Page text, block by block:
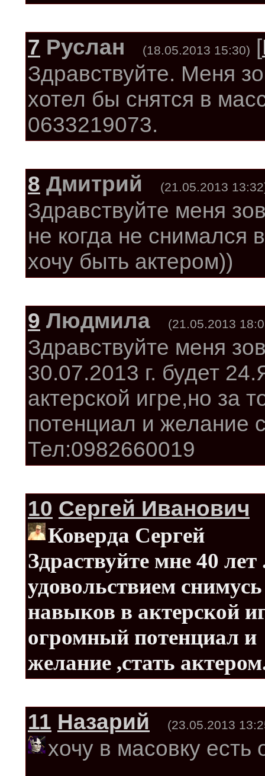
7 Руслан (18.05.2013 15:30) [
Здравствуйте. Меня
хотел бы снятся в
0633219073.
8 Дмитрий (21.05.2013
Здравствуйте меня
не когда не снимался
хочу быть актером))
9 Людмила (21.05.2013
Здравствуйте меня
30.07.2013 г. будет
актерской игре,но за
потенциал и желание
Тел:0982660019
10 Сергей Иванович
Коверда Сергей
Здраствуйте мне 40 лет
удовольствием снимусь
навыков в актерской
огромный потенциал и
желание ,стать актером
11 Назарий (23.05.2013
хочу в масовку есть